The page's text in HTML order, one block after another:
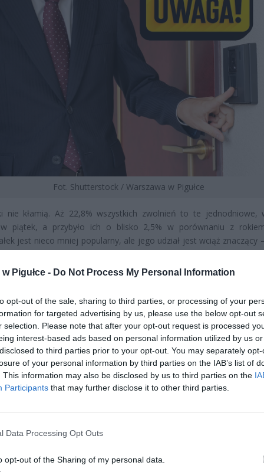
Pigułce - Do Not Process My Personal Information
opt-out of the sale, sharing to third parties, or processing of your
for targeted advertising by us, please use the below opt-out
selection. Please note that after your opt-out request is processed
interest-based ads based on personal information utilized by us
to third parties prior to your opt-out. You may separately
of your personal information by third parties on the IAB’s list of
This information may also be disclosed by us to third parties on the
Participants that may further disclose it to other third parties.
Data Processing Opt Outs
opt-out of the Sharing of my personal data.
Fot. Shutterstock / Warszawa w Pigułce
nie kłamią. Aż 22,8% wszystkich zwolnień to te jednodniowe,
w piątek, a przybyło ich o blisko 2,5% w porównaniu z
jest nieco mniej popularny, ale jego udział jest wciąż znaczący
na poniedziałki, co oznacza wzrost o blisko 3% w
roku. Najnowszy raport ZUS „Absencja chorobowa w
że w minionym roku spędziliśmy ponad 290 mln dni na
traktuje chorobowe jako sposób na przedłużenie weekendu.
ad